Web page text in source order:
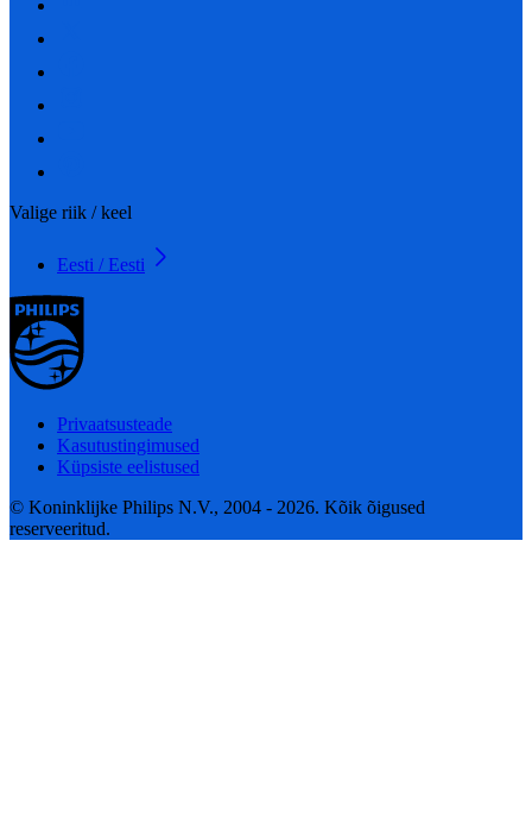
Valige riik / keel
Eesti / Eesti
Privaatsusteade
Kasutustingimused
Küpsiste eelistused
© Koninklijke Philips N.V., 2004 - 2026. Kõik õigused
reserveeritud.